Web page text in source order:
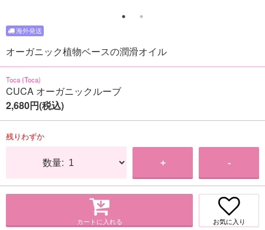
オーガニック植物ベースの潤滑オイル
Toca (Toca)
CUCA オーガニックルーブ
2,680円(税込)
残りわずか
数量: + -
カートに入れる お気に入り